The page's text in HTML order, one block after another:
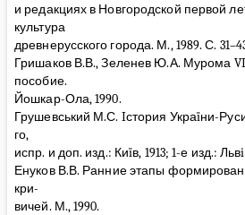
и редакциях в Новгородской первой
культура
древнерусского города. М., 1989. С.
Гришаков В.В., Зеленев Ю.А. Мурома
пособие.
Йошкар-Ола, 1990.
Грушевський М.С. Iстория Украïни-
го,
испр. и доп. изд.: Киïв, 1913; 1-е изд.:
Енуков В.В. Ранние этапы
кри-
вичей. М., 1990.